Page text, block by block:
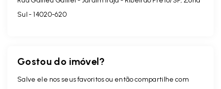
Sul - 14020-620
Gostou do imóvel?
Salve ele nos seus favoritos ou então compartilhe com